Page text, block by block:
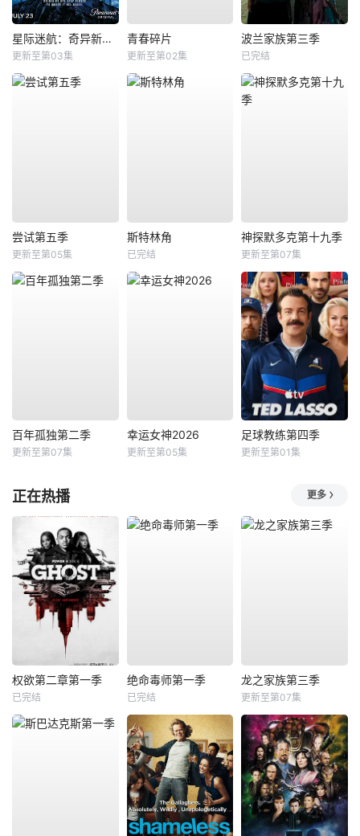
星际迷航：奇异新世界第四季
更新至第03集
青春碎片
更新至第02集
波兰家族第三季
已完结
尝试第五季
更新至第05集
斯特林角
已完结
神探默多克第十九季
更新至第07集
百年孤独第二季
更新至第07集
幸运女神2026
更新至第05集
足球教练第四季
更新至第01集
正在热播 更多
权欲第二章第一季
已完结
绝命毒师第一季
已完结
龙之家族第三季
更新至第07集